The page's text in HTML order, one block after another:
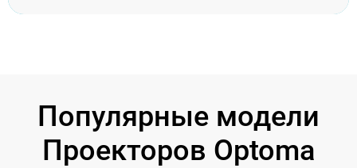
Популярные модели
Проекторов Optoma